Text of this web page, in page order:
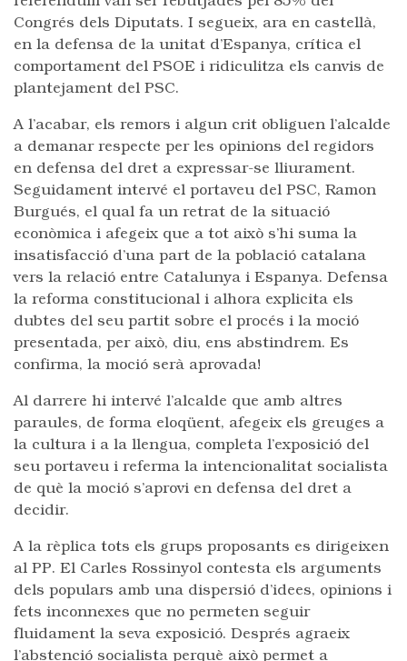
Congrés dels Diputats. I segueix, ara en castellà,
en la defensa de la unitat d’Espanya, crítica el
comportament del PSOE i ridiculitza els canvis de
plantejament del PSC.
A l’acabar, els remors i algun crit obliguen l’alcalde
a demanar respecte per les opinions del regidors
en defensa del dret a expressar-se lliurament.
Seguidament intervé el portaveu del PSC, Ramon
Burgués, el qual fa un retrat de la situació
econòmica i afegeix que a tot això s’hi suma la
insatisfacció d’una part de la població catalana
vers la relació entre Catalunya i Espanya. Defensa
la reforma constitucional i alhora explicita els
dubtes del seu partit sobre el procés i la moció
presentada, per això, diu, ens abstindrem. Es
confirma, la moció serà aprovada!
Al darrere hi intervé l’alcalde que amb altres
paraules, de forma eloqüent, afegeix els greuges a
la cultura i a la llengua, completa l’exposició del
seu portaveu i referma la intencionalitat socialista
de què la moció s’aprovi en defensa del dret a
decidir.
A la rèplica tots els grups proposants es dirigeixen
al PP. El Carles Rossinyol contesta els arguments
dels populars amb una dispersió d’idees, opinions i
fets inconnexes que no permeten seguir
fluidament la seva exposició. Després agraeix
l’abstenció socialista perquè això permet a